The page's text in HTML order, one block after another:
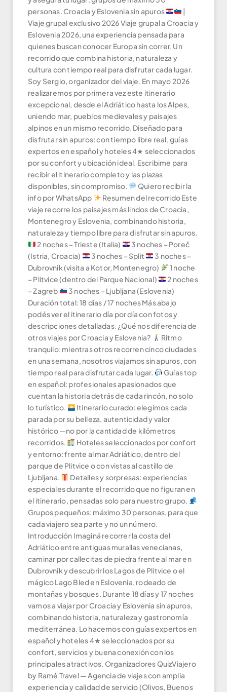
personas. Croacia y Eslovenia sin apuros
|
Viaje grupal exclusivo 2026 Viaje grupal a Croacia y
Eslovenia 2026, una experiencia pensada para
quienes buscan conocer Europa sin correr. Un
recorrido que combina historia, naturaleza y
cultura con tiempo real para disfrutar cada lugar.
Soy Sergio, organizador del viaje. En mayo 2026
realizaremos por primera vez este itinerario
excepcional, desde el Adriático hasta los Alpes,
uniendo mar, pueblos medievales y paisajes
alpinos en un mismo recorrido. Diseñado para
disfrutar sin apuros: con tiempo libre real, guías
expertos en español y hoteles 4★ seleccionados
por su confort y ubicación ideal. Escribime para
recibir el itinerario completo y las plazas
disponibles, sin compromiso.
Quiero recibir la
info por WhatsApp
Resumen del recorrido Este
viaje recorre los paisajes más lindos de Croacia,
Montenegro y Eslovenia, combinando historia,
naturaleza y tiempo libre para disfrutar sin apuros.
2 noches – Trieste (Italia)
3 noches – Poreč
(Istria, Croacia)
3 noches – Split
3 noches –
Dubrovnik (visita a Kotor, Montenegro)
1 noche
– Plitvice (dentro del Parque Nacional)
2 noches
– Zagreb
3 noches – Ljubljana (Eslovenia)
Duración total: 18 días / 17 noches Más abajo
podés ver el itinerario día por día con fotos y
descripciones detalladas. ¿Qué nos diferencia de
otros viajes por Croacia y Eslovenia?
Ritmo
tranquilo: mientras otros recorren cinco ciudades
en una semana, nosotros viajamos sin apuros, con
tiempo real para disfrutar cada lugar.
Guías top
en español: profesionales apasionados que
cuentan la historia detrás de cada rincón, no solo
lo turístico.
Itinerario curado: elegimos cada
parada por su belleza, autenticidad y valor
histórico —no por la cantidad de kilómetros
recorridos.
Hoteles seleccionados por confort
y entorno: frente al mar Adriático, dentro del
parque de Plitvice o con vistas al castillo de
Ljubljana.
Detalles y sorpresas: experiencias
especiales durante el recorrido que no figuran en
el itinerario, pensadas solo para nuestro grupo.
Grupos pequeños: máximo 30 personas, para que
cada viajero sea parte y no un número.
Introducción Imaginá recorrer la costa del
Adriático entre antiguas murallas venecianas,
caminar por callecitas de piedra frente al mar en
Dubrovnik y descubrir los Lagos de Plitvice o el
mágico Lago Bled en Eslovenia, rodeado de
montañas y bosques. Durante 18 días y 17 noches
vamos a viajar por Croacia y Eslovenia sin apuros,
combinando historia, naturaleza y gastronomía
mediterránea. Lo hacemos con guías expertos en
español y hoteles 4★ seleccionados por su
confort, servicios y buena conexión con los
principales atractivos. Organizadores QuizViajero
by Ramé Travel — Agencia de viajes con amplia
experiencia y calidad de servicio (Olivos, Buenos